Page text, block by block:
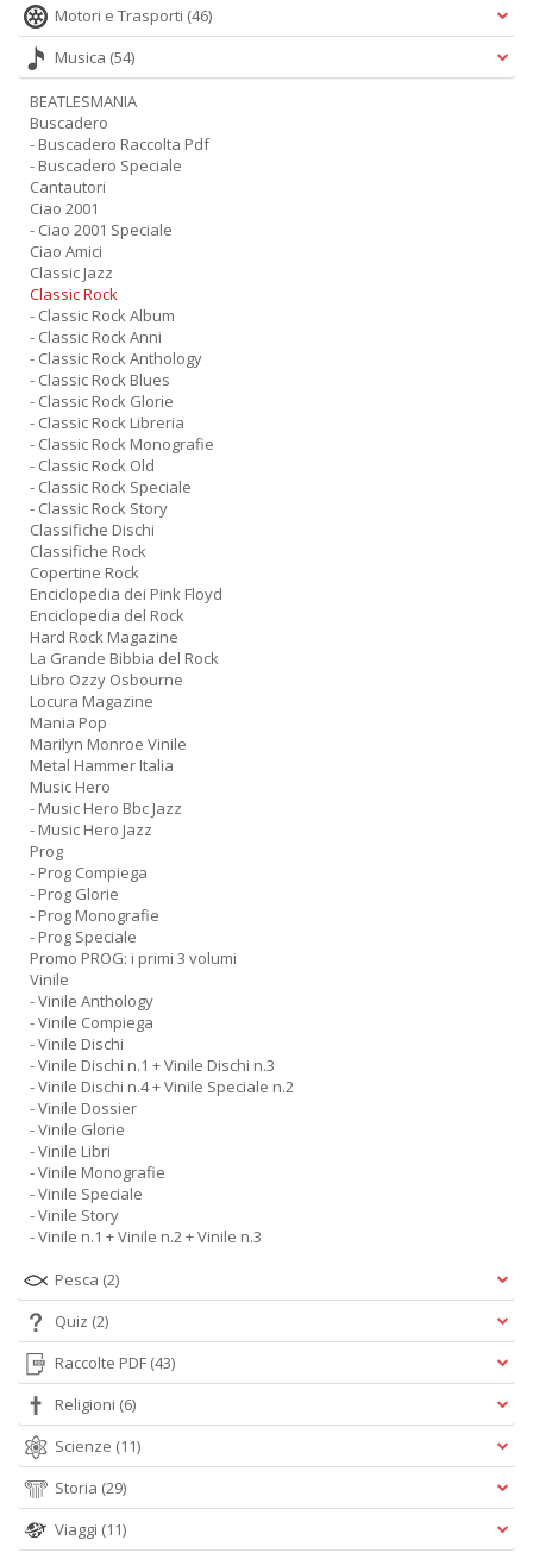
Motori e Trasporti (46)
Musica (54)
BEATLESMANIA
Buscadero
- Buscadero Raccolta Pdf
- Buscadero Speciale
Cantautori
Ciao 2001
- Ciao 2001 Speciale
Ciao Amici
Classic Jazz
Classic Rock
- Classic Rock Album
- Classic Rock Anni
- Classic Rock Anthology
- Classic Rock Blues
- Classic Rock Glorie
- Classic Rock Libreria
- Classic Rock Monografie
- Classic Rock Old
- Classic Rock Speciale
- Classic Rock Story
Classifiche Dischi
Classifiche Rock
Copertine Rock
Enciclopedia dei Pink Floyd
Enciclopedia del Rock
Hard Rock Magazine
La Grande Bibbia del Rock
Libro Ozzy Osbourne
Locura Magazine
Mania Pop
Marilyn Monroe Vinile
Metal Hammer Italia
Music Hero
- Music Hero Bbc Jazz
- Music Hero Jazz
Prog
- Prog Compiega
- Prog Glorie
- Prog Monografie
- Prog Speciale
Promo PROG: i primi 3 volumi
Vinile
- Vinile Anthology
- Vinile Compiega
- Vinile Dischi
- Vinile Dischi n.1 + Vinile Dischi n.3
- Vinile Dischi n.4 + Vinile Speciale n.2
- Vinile Dossier
- Vinile Glorie
- Vinile Libri
- Vinile Monografie
- Vinile Speciale
- Vinile Story
- Vinile n.1 + Vinile n.2 + Vinile n.3
Pesca (2)
Quiz (2)
Raccolte PDF (43)
Religioni (6)
Scienze (11)
Storia (29)
Viaggi (11)